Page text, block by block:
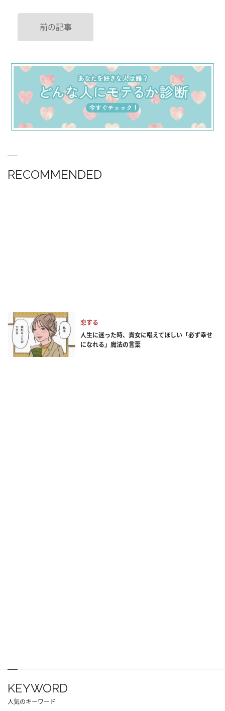
前の記事
RECOMMENDED
恋する
人生に迷った時、貴女に唱えてほしい「必ず幸せ
になれる」魔法の言葉
KEYWORD
人気のキーワード